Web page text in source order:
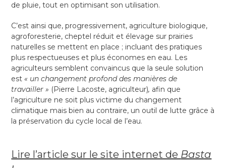
de pluie, tout en optimisant son utilisation.
C’est ainsi que, progressivement, agriculture biologique,
agroforesterie, cheptel réduit et élevage sur prairies
naturelles se mettent en place ; incluant des pratiques
plus respectueuses et plus économes en eau. Les
agriculteurs semblent convaincus que la seule solution
est« un changement profond des manières de
travailler » (Pierre Lacoste, agriculteur), afin que
l’agriculture ne soit plus victime du changement
climatique mais bien au contraire, un outil de lutte grâce à
la préservation du cycle local de l’eau.
Lire l’article sur le site internet de Basta